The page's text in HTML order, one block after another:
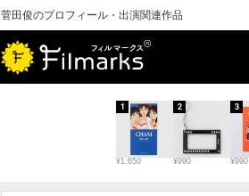
菅田俊のプロフィール・出演関連作品
¥1,650
1
¥990
2
¥990
3